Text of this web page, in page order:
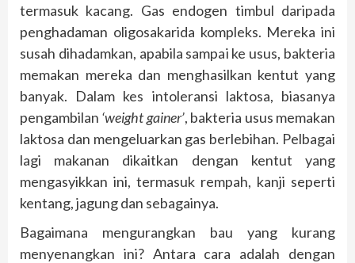
termasuk kacang. Gas endogen timbul daripada
penghadaman oligosakarida kompleks. Mereka ini
susah dihadamkan, apabila sampai ke usus, bakteria
memakan mereka dan menghasilkan kentut yang
banyak. Dalam kes intoleransi laktosa, biasanya
pengambilan ‘weight gainer’, bakteria usus memakan
laktosa dan mengeluarkan gas berlebihan. Pelbagai
lagi makanan dikaitkan dengan kentut yang
mengasyikkan ini, termasuk rempah, kanji seperti
kentang, jagung dan sebagainya.
Bagaimana mengurangkan bau yang kurang
menyenangkan ini? Antara cara adalah dengan